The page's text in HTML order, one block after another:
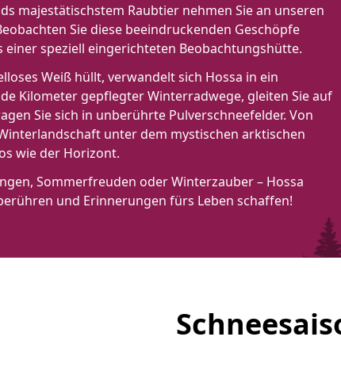
majestätischstem Raubtier nehmen Sie an unseren
Sie diese beeindruckenden Geschöpfe
speziell eingerichteten Beobachtungshütte.
Weiß hüllt, verwandelt sich Hossa in ein
Kilometer gepflegter Winterradwege, gleiten Sie auf
Sie sich in unberührte Pulverschneefelder. Von
unter dem mystischen arktischen
wie der Horizont.
Sommerfreuden oder Winterzauber – Hossa
und Erinnerungen fürs Leben schaffen!